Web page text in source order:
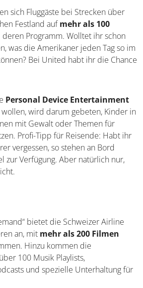
sich Fluggäste bei Strecken über
Festland aufmehr als 100
deren Programm. Wolltet ihr schon
was die Amerikaner jeden Tag so im
Bei United habt ihr die Chance
Personal Device Entertainment
wird darum gebeten, Kinder in
mit Gewalt oder Themen für
Profi-Tipp für Reisende: Habt ihr
vergessen, so stehen an Bord
zur Verfügung. Aber natürlich nur,
bietet die Schweizer Airline
an, mit mehr als 200 Filmen
Hinzu kommen die
100 Musik Playlists,
und spezielle Unterhaltung für